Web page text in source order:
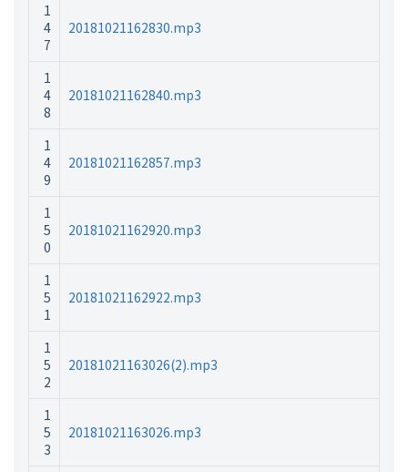
1
4
7
20181021162830.mp3
1
4
8
20181021162840.mp3
1
4
9
20181021162857.mp3
1
5
0
20181021162920.mp3
1
5
1
20181021162922.mp3
1
5
2
20181021163026(2).mp3
1
5
3
20181021163026.mp3